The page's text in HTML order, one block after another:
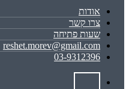
אודות
צרו קשר
שעות פתיחה
reshet.morev@gmail.com
03-9312396